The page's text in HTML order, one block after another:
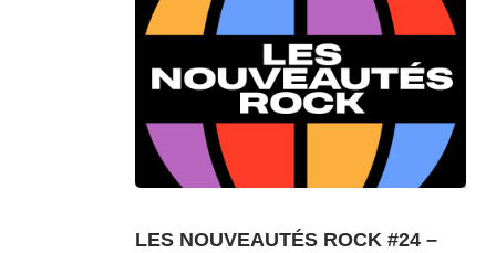
LES NOUVEAUTÉS ROCK #24 –